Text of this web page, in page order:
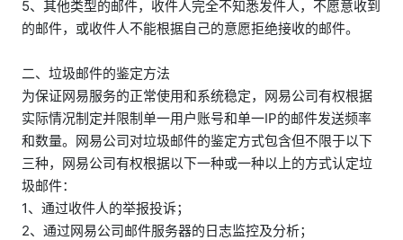
5、其他类型的邮件，收件人完全不知悉发件人，不愿意收到
的邮件，或收件人不能根据自己的意愿拒绝接收的邮件。
二、垃圾邮件的鉴定方法
为保证网易服务的正常使用和系统稳定，网易公司有权根据
实际情况制定并限制单一用户账号和单一IP的邮件发送频率
和数量。网易公司对垃圾邮件的鉴定方式包含但不限于以下
三种，网易公司有权根据以下一种或一种以上的方式认定垃
圾邮件：
1、通过收件人的举报投诉；
2、通过网易公司邮件服务器的日志监控及分析；